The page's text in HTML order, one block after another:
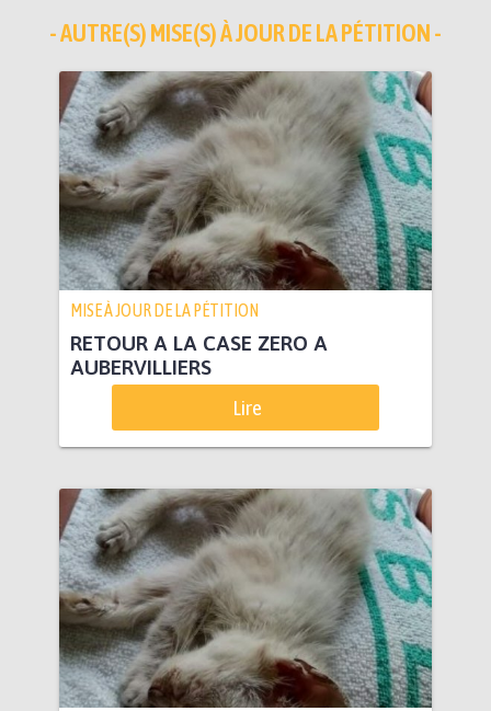
- AUTRE(S) MISE(S) À JOUR DE LA PÉTITION -
MISE À JOUR DE LA PÉTITION
RETOUR A LA CASE ZERO A
AUBERVILLIERS
Lire